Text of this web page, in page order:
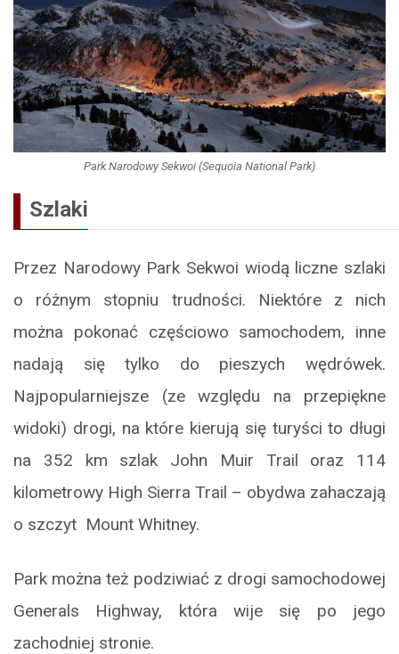
Park Narodowy Sekwoi (Sequoia National Park)
Szlaki
Przez Narodowy Park Sekwoi wiodą liczne szlaki
o różnym stopniu trudności. Niektóre z nich
można pokonać częściowo samochodem, inne
nadają się tylko do pieszych wędrówek.
Najpopularniejsze (ze względu na przepiękne
widoki) drogi, na które kierują się turyści to długi
na 352 km szlak John Muir Trail oraz 114
kilometrowy High Sierra Trail – obydwa zahaczają
o szczyt Mount Whitney.
Park można też podziwiać z drogi samochodowej
Generals Highway, która wije się po jego
zachodniej stronie.